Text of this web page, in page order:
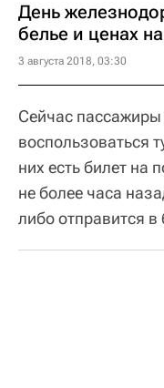
День
белье и ценах
3 августа 2018, 03:30
Сейчас пассажиры
воспользоваться
них есть билет на
не более часа
либо отправится